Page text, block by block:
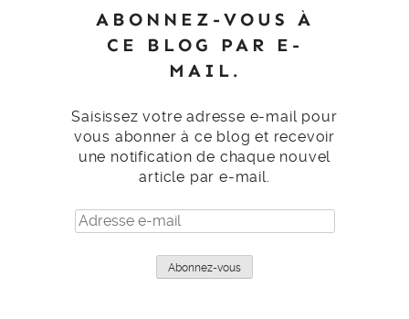
ABONNEZ-VOUS À
CE BLOG PAR E-
MAIL.
Saisissez votre adresse e-mail pour
vous abonner à ce blog et recevoir
une notification de chaque nouvel
article par e-mail.
Adresse
e-
Abonnez-vous